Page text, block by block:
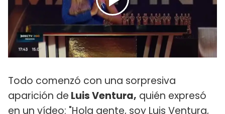
Todo comenzó con una sorpresiva
aparición de Luis Ventura, quién expresó
en un vídeo: "Hola gente, soy Luis Ventura,